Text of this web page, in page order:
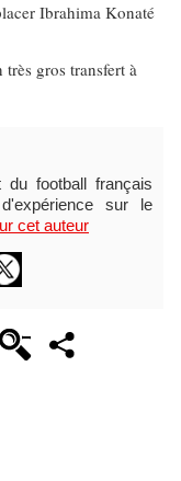
Ibrahima Konaté
gros transfert à
du football français
sur le
cet auteur